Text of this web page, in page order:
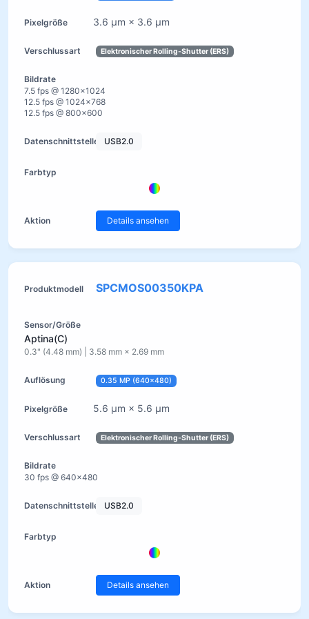
3.6 µm × 3.6 µm
Elektronischer Rolling-Shutter (ERS)
7.5 fps @ 1280×1024
12.5 fps @ 1024×768
12.5 fps @ 800×600
USB2.0
Details ansehen
SPCMOS00350KPA
Aptina(C)
0.3" (4.48 mm) | 3.58 mm × 2.69 mm
0.35 MP (640×480)
5.6 µm × 5.6 µm
Elektronischer Rolling-Shutter (ERS)
30 fps @ 640×480
USB2.0
Details ansehen